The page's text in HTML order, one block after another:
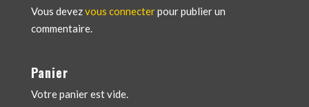
Vous devezvous connecterpour publier un
commentaire.
Panier
Votre panier est vide.